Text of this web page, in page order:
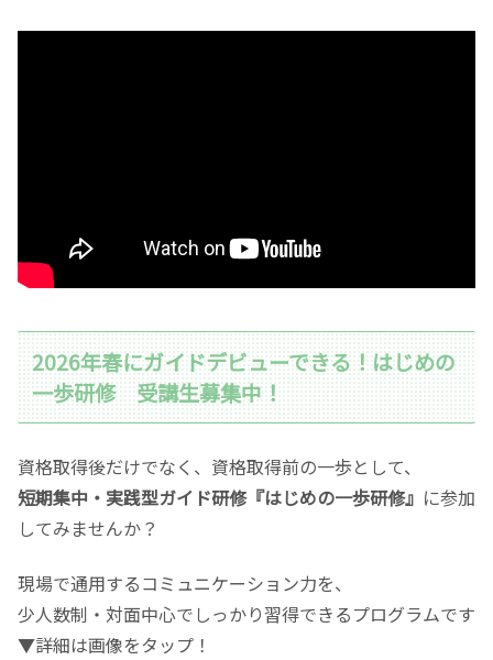
2026年春にガイドデビューできる！はじめの
一歩研修 受講生募集中！
資格取得後だけでなく、資格取得前の一歩として、
短期集中・実践型ガイド研修『はじめの一歩研修』 に参加
してみませんか？
現場で通用するコミュニケーション力を、
少人数制・対面中心でしっかり習得できるプログラムです
▼詳細は画像をタップ！